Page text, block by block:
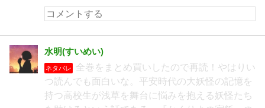
水明(すいめい)
ネタバレ
全巻をまとめ買いしたので再読！やはりい
つ読んでも面白いな。平安時代の大妖怪の記憶を
持つ高校生が浅草を舞台に悩みを抱える妖怪たち